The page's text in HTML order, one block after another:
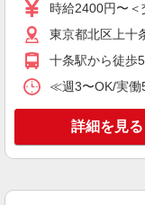
株式会社トラストグ
保
キープ
時給2400円〜＜
東京都北区上十
十条駅から徒歩
≪週3〜OK/実働
詳細を見る